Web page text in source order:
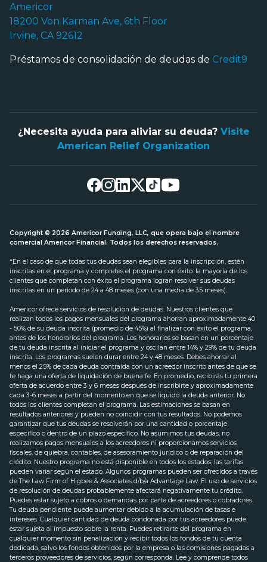
Americor
18200 Von Karman Ave, 6th Floor
Irvine, CA 92612
Préstamos de consolidación de deudas de Credit9
¿Necesita ayuda para aliviar su deuda? Visite
American Relief Organization
Copyright © 2026 Americor Funding, LLC, que opera bajo el nombre
comercial Americor Financial. Todos los derechos reservados.
*En el caso de que todas tus deudas sean elegibles para la inscripción, estén
inscritas en el programa y completes el programa con éxito: la mayoría de los
clientes que completan con éxito el programa logran resolver sus deudas
inscritas en un periodo de 24 a 48 meses (con una media de 35 meses).
Americor ofrece servicios de resolución de deudas. Nuestros clientes que
realizan todos los pagos mensuales del programa ahorran aproximadamente 40
- 50% de su deuda inscrita (promedio de 45%) al finalizar con éxito el programa,
antes de los honorarios del programa. Los honorarios se basan en un porcentaje
de tu deuda inscrita al iniciar el programa y oscilan entre 14% y 29% de tu deuda
inscrita. Los programas suelen durar entre 24 y 48 meses. Debes ahorrar al
menos el 25% de cada deuda contraída con un acreedor inscrito antes de que se
te haga una oferta de liquidación de buena fe. En promedio, recibirás tu primera
oferta de acuerdo entre 3 y 6 meses después de inscribirte y aproximadamente
cada 3-6 meses a partir del momento en que se liquidó la deuda anterior. No
todos los clientes completan el programa. Las estimaciones se basan en
resultados anteriores y pueden no coincidir con tus resultados. No podemos
garantizar que tus deudas se resolverán por una cantidad o porcentaje
específico o dentro de un plazo específico. No asumimos tus deudas, no
realizamos pagos mensuales a los acreedores ni proporcionamos servicios
fiscales, de quiebra, contables, de asesoramiento jurídico o de reparación del
crédito. Nuestro programa no está disponible en todos los estados; las tarifas
pueden variar según el estado. Algunos programas pueden ser ofrecidos a través
de The Law Firm of Higbee & Associates d/b/a Advantage Law. El uso de servicios
de resolución de deudas probablemente afectará negativamente tu crédito.
Puedes estar sujeto a cobros o demandas por parte de acreedores o cobradores.
Tu deuda pendiente puede aumentar debido a la acumulación de tasas e
intereses. Cualquier cantidad de deuda condonada por tus acreedores puede
estar sujeta al impuesto sobre la renta. Puedes retirarte del programa en
cualquier momento sin penalización y recibir todos los fondos de tu cuenta
dedicada, salvo los fondos obtenidos por la empresa o las comisiones pagadas a
terceros proveedores de servicios, según corresponda. Lee y comprende todos